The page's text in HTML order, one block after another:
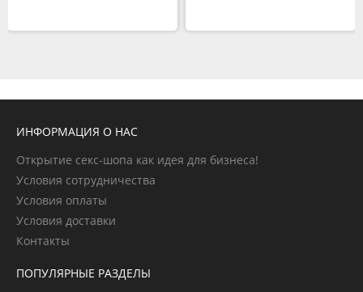
ИНФОРМАЦИЯ О НАС
Открытие секс-шопа как идея для бизнеса!
Условия сотрудничества
Условия оплаты
Условия доставки
Контакты
ПОПУЛЯРНЫЕ РАЗДЕЛЫ